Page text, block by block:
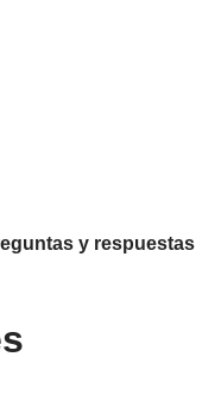
y respuestas